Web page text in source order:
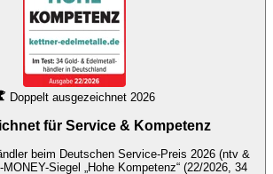
Doppelt ausgezeichnet 2026
für Service & Kompetenz
beim Deutschen Service-Preis 2026 (ntv &
Siegel „Hohe Kompetenz“ (22/2026, 34